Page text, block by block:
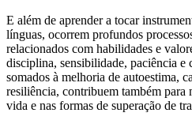
E além de aprender a tocar
línguas, ocorrem profundos
relacionados com habilidades e
disciplina, sensibilidade, paciência e
somados à melhoria de autoestima,
resiliência, contribuem também para
vida e nas formas de superação de